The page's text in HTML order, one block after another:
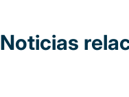
Noticias